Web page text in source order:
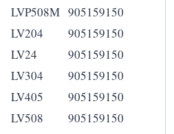
LVP508M 905159150
LV204
905159150
LV24
905159150
LV304
905159150
LV405
905159150
LV508
905159150